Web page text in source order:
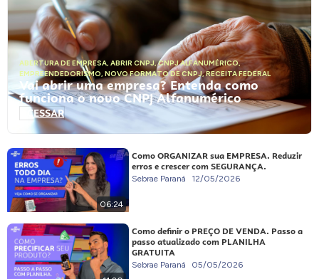
ABERTURA DE EMPRESA, ABRIR CNPJ,CNPJ ALFANUMÉRICO,
EMPREENDEDORISMO, NOVO FORMATO DE CNPJ,RECEITA FEDERAL
Vai abrir uma empresa? Entenda como
funciona o novo CNPJ Alfanumérico
ACESSAR
06:24
Como ORGANIZAR sua EMPRESA. Reduzir
erros e crescer com SEGURANÇA.
Sebrae Paraná 12/05/2026
Como definir o PREÇO DE VENDA. Passo a
passo atualizado com PLANILHA
GRATUITA
Sebrae Paraná 05/05/2026